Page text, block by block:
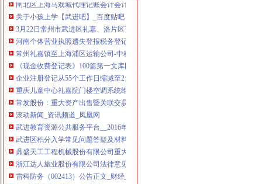
关于小孩上学【武进吧】_百度贴吧
3月22日常州市武进区礼嘉、洛片区畜禽粪污综合理工程管护项目
河南个体营业执照遗失登报税务登记证丢失登报-河南郑
常州礼嘉镇至上海浦区运输公司-中科商务网-钟楼区永红昌万货运服
《现金收费登记表》100篇第一文库网
企业注册登记从55个工作日缩减至2天——人民网·重庆视窗—重庆权
重庆儿童中心礼嘉院门楼空调系统维保招标公告_中国招标网_
常发股份：重大资产出售暨关联交易预案（修订稿）_搜狐财经_搜狐网
滚动新闻_资讯频道_凤凰网
武进教育资源公共服务平台__2016年武进区流动人口子女积分入学告
武进区积分入学常见问题答疑及材料规范_常州幼升小_家长帮
鼎盛天工工程机械股份有限公司重大资产置换及发行股份购买资产暨关
浙江达人旅业股份有限公司法律意见书_达人旅业（）_公告正文
雷科防务（002413）公告正文_财经_凤凰网
滚动新闻_资讯频道_凤凰网